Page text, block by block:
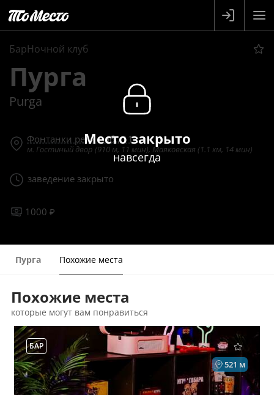
БарНочной клуб
Пурга
Purga
Фонтанки реки наб., 11
м. Гостиный двор (910 м, 11 мин), Маяковская (1.1 км, 14 мин)
заведение закрыто
1000 ₽
Место закрыто
навсегда
Пурга Похожие места
Похожие места
которые могут вам понравиться
БАР
521 м